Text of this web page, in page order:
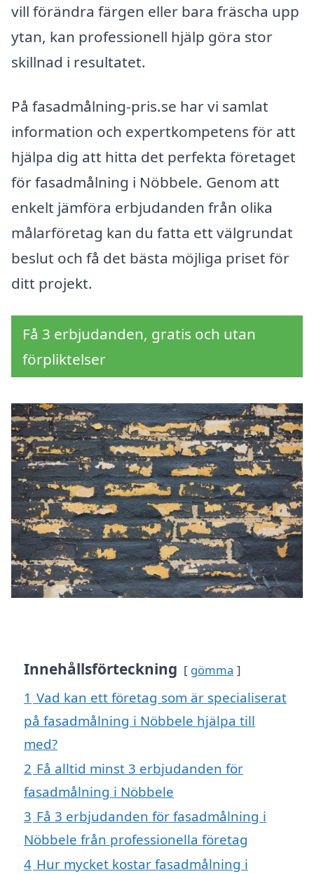
vill förändra färgen eller bara fräscha upp
ytan, kan professionell hjälp göra stor
skillnad i resultatet.
På fasadmålning-pris.se har vi samlat
information och expertkompetens för att
hjälpa dig att hitta det perfekta företaget
för fasadmålning i Nöbbele. Genom att
enkelt jämföra erbjudanden från olika
målarföretag kan du fatta ett välgrundat
beslut och få det bästa möjliga priset för
ditt projekt.
Få 3 erbjudanden, gratis och utan
förpliktelser
Innehållsförteckning gömma
1 Vad kan ett företag som är specialiserat
på fasadmålning i Nöbbele hjälpa till
med?
2 Få alltid minst 3 erbjudanden för
fasadmålning i Nöbbele
3 Få 3 erbjudanden för fasadmålning i
Nöbbele från professionella företag
4 Hur mycket kostar fasadmålning i